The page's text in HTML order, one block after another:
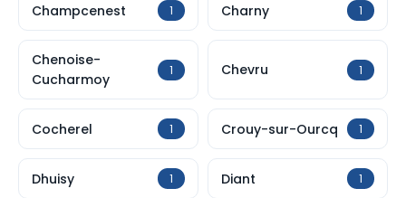
Champcenest 1 Charny 1
Chenoise-
Cucharmoy
1 Chevru 1
Cocherel 1 Crouy-sur-Ourcq 1
Dhuisy 1 Diant 1